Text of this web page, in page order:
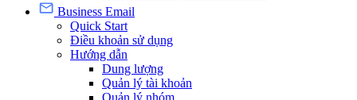
Business Email
Quick Start
Điều khoản sử dụng
Hướng dẫn
Dung lượng
Quản lý tài khoản
Quản lý nhóm